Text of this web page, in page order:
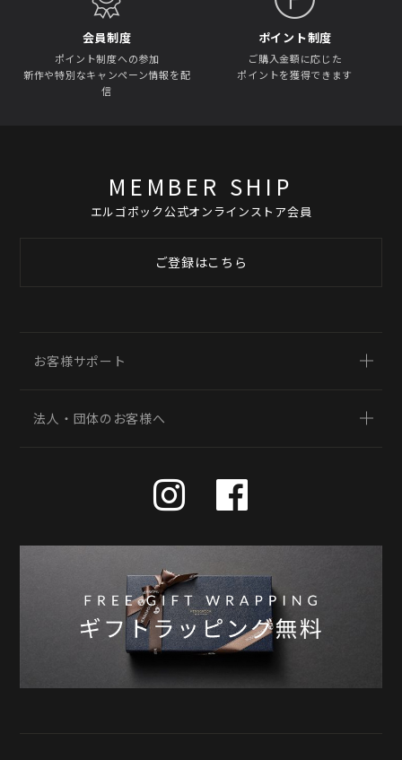
会員制度
ポイント制度への参加
新作や特別なキャンペーン情報を配
信
ポイント制度
ご購入金額に応じた
ポイントを獲得できます
MEMBER SHIP
エルゴポック公式オンラインストア会員
ご登録はこちら
お客様サポート
法人・団体のお客様へ